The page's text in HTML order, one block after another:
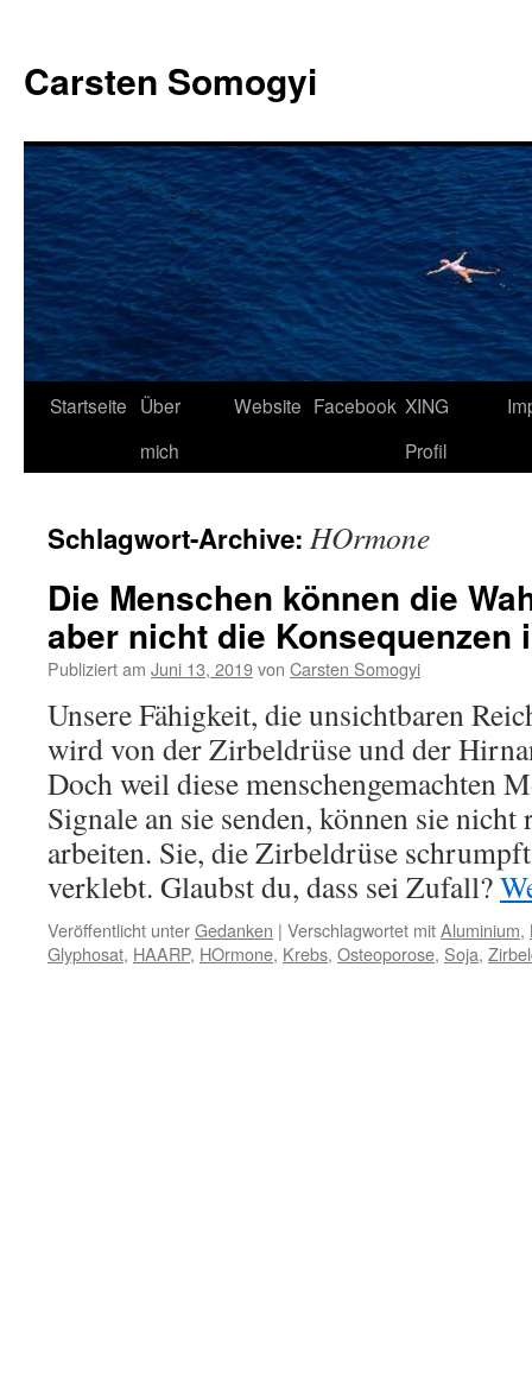
Carsten Somogyi
Zum
Startseite Über
mich
Website Facebook XING
Profil
Schlagwort-Archive: HOrmone
Die Menschen können die
aber nicht die Konsequenzen
Publiziert am Juni 13, 2019von Carsten Somogyi
Unsere Fähigkeit, die unsichtbaren
wird von der Zirbeldrüse und der
Doch weil diese menschengemachten
Signale an sie senden, können sie
arbeiten. Sie, die Zirbeldrüse
verklebt. Glaubst du, dass sei Zufall?
Veröffentlicht unterGedanken | Verschlagwortet mitAluminium,
Glyphosat, HAARP, HOrmone, Krebs, Osteoporose, Soja,